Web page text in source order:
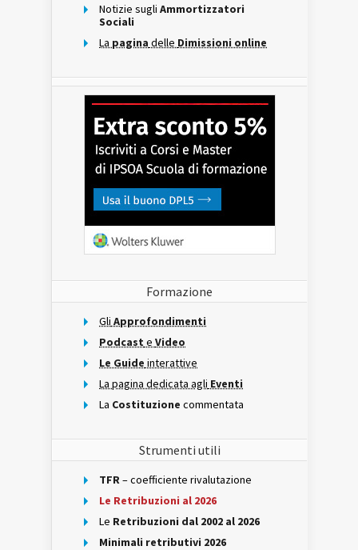
Notizie sugli Ammortizzatori
Sociali
La pagina delle Dimissioni online
Formazione
Gli Approfondimenti
Podcast e Video
Le Guide interattive
La pagina dedicata agli Eventi
La Costituzione commentata
Strumenti utili
TFR– coefficiente rivalutazione
Le Retribuzioni al 2026
Le Retribuzioni dal 2002 al 2026
Minimali retributivi 2026